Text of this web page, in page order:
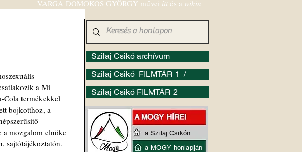
a Mi
Cola termékekkel
bojkotthoz, a
a mozgalom elnöke
sajtótájékoztatón.
Szilaj Csikó archívum
Szilaj Csikó FILMTÁR 1 /
Szilaj Csikó FILMTÁR 2
VARGA DOMOKOS GYÖRGY művei itt és a wikin
a Szilaj Csikón
a MOGY honlapján